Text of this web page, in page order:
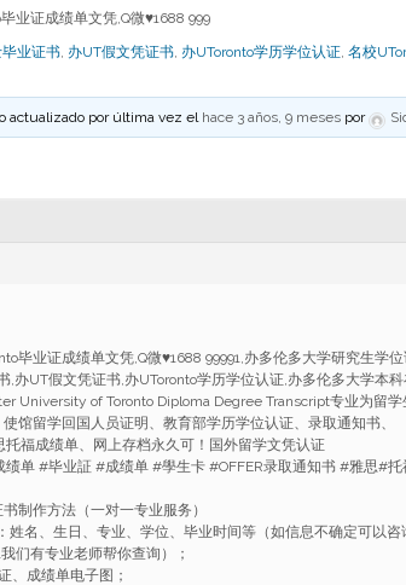
业证成绩单文凭,Q微♥1688 999
业证书, 办UT假文凭证书, 办UToronto学历学位认证, 名校
actualizado por última vez el hace 3 años, 9 meses por
毕业证成绩单文凭,Q微♥1688 99991,办多伦多大学研究生学
,办UT假文凭证书,办UToronto学历学位认证,办多伦多大学本
University of Toronto Diploma Degree Transcript专业为留学
馆留学回国人员证明、教育部学历学位认证、录取通知书、
托福成绩单、网上存档永久可！国外留学文凭认证
绩单 #毕业証 #成绩单 #學生卡 #OFFER录取通知书 #雅思#托
制作方法（一对一专业服务）
姓名、生日、专业、学位、毕业时间等（如信息不确定可以咨
们有专业老师帮你查询）；
、成绩单电子图；